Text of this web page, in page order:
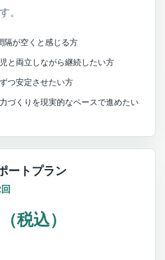
。
隔が空くと感じる方
と両立しながら継続したい方
つ安定させたい方
づくりを現実的なペースで進めたい
ートプラン
税込）